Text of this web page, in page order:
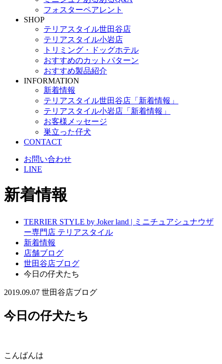
フォスターペアレント
SHOP
テリアスタイル世田谷店
テリアスタイル小岩店
トリミング・ドッグホテル
おすすめのカットパターン
おすすめ製品紹介
INFORMATION
新着情報
テリアスタイル世田谷店「新着情報」
テリアスタイル小岩店「新着情報」
お客様メッセージ
巣立った仔犬
CONTACT
お問い合わせ
LINE
新着情報
TERRIER STYLE by Joker land | ミニチュアシュナウザ
ー専門店 テリアスタイル
新着情報
店舗ブログ
世田谷店ブログ
今日の仔犬たち
2019.09.07 世田谷店ブログ
今日の仔犬たち
こんばんは